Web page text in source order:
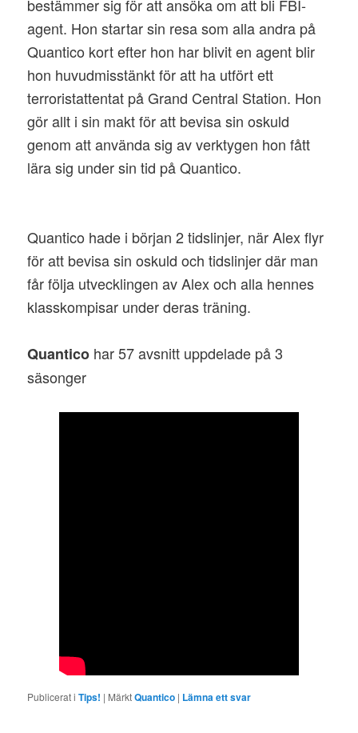
bestämmer sig för att ansöka om att bli FBI-
agent. Hon startar sin resa som alla andra på
Quantico kort efter hon har blivit en agent blir
hon huvudmisstänkt för att ha utfört ett
terroristattentat på Grand Central Station. Hon
gör allt i sin makt för att bevisa sin oskuld
genom att använda sig av verktygen hon fått
lära sig under sin tid på Quantico.
Quantico hade i början 2 tidslinjer, när Alex flyr
för att bevisa sin oskuld och tidslinjer där man
får följa utvecklingen av Alex och alla hennes
klasskompisar under deras träning.
Quantico har 57 avsnitt uppdelade på 3
säsonger
Publicerat i Tips! | MärktQuantico | Lämna ett svar